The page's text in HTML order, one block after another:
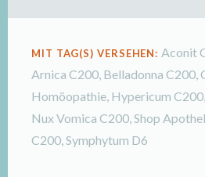
MIT TAG(S) VERSEHEN:Aconit
Arnica C200, Belladonna C200,
Homöopathie, Hypericum C200,
Nux Vomica C200,Shop
C200,Symphytum D6